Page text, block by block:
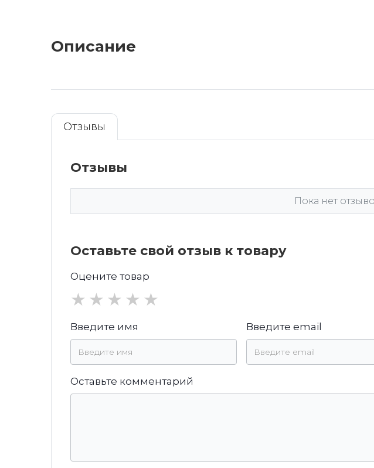
Описание
Отзывы
Отзывы
Пока нет
Оставьте свой отзыв к товару
Оцените товар
★
★
★
★
★
Введите имя Введите email
Оставьте комментарий